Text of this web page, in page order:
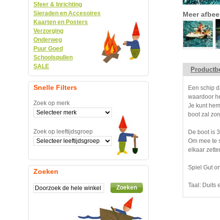
Meer
Een schip
waardoor
Je kunt
boot zal
De boot is
Om mee te
elkaar
Spiel Gut
Taal: Duits
Sfeer & Inrichting
Sieraden en Accesoires
Kaarten en Posters
Verzorging
Onderweg
Puur Goed
Schoolspullen
SALE
Snelle Filters
Zoek op merk
Zoek op leeftijdsgroep
Zoeken
Zoeken